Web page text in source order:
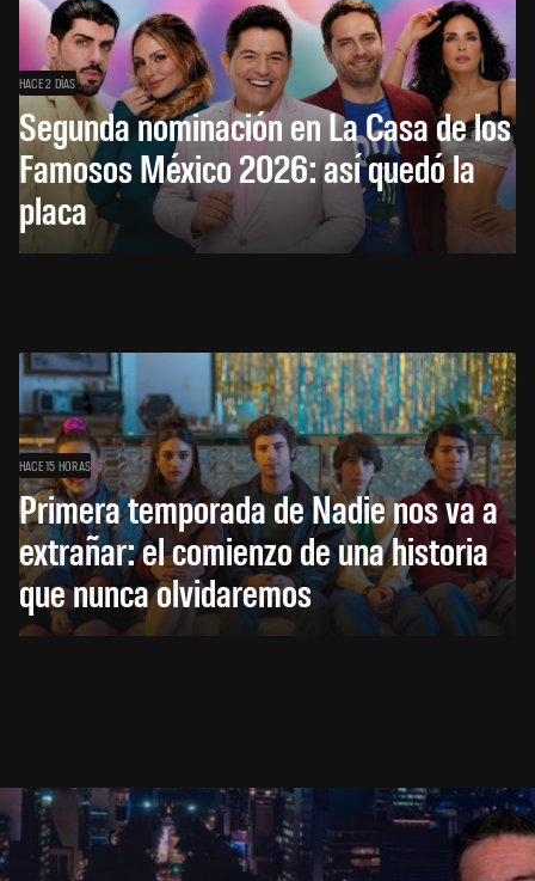
HACE 2 DÍAS
Segunda nominación en La Casa de los
Famosos México 2026: así quedó la
placa
HACE 15 HORAS
Primera temporada de Nadie nos va a
extrañar: el comienzo de una historia
que nunca olvidaremos